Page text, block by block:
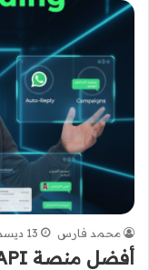
محمد فارس 13 ديسمبر، 2025